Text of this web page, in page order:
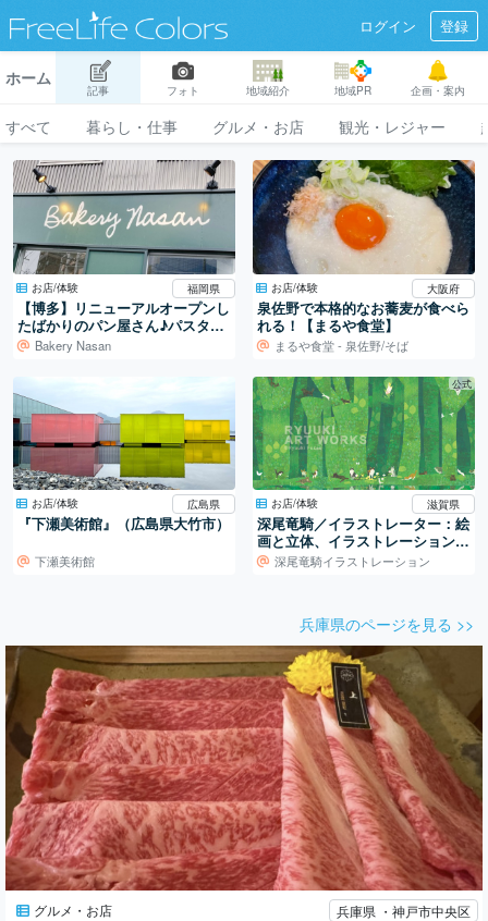
ログイン 登録
ホーム
記事 フォト 地域紹介 地域PR 企画・案内
すべて 暮らし・仕事 グルメ・お店 観光・レジャー
お店/体験 福岡県
【博多】リニューアルオープンし
たばかりのパン屋さん♪パスタラ
ンチにも期待大！
Bakery Nasan
お店/体験 大阪府
泉佐野で本格的なお蕎麦が食べら
れる！【まるや食堂】
まるや食堂 - 泉佐野/そば
お店/体験 広島県
『下瀬美術館』（広島県大竹市）
下瀬美術館
公式
お店/体験 滋賀県
深尾竜騎／イラストレーター：絵
画と立体、イラストレーションの
世界深尾竜騎イラストレーション
兵庫県のページを見る >>
グルメ・お店 兵庫県 ・神戸市中央区